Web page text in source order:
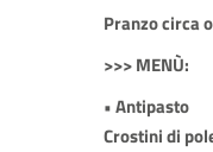
Pranzo circa
>>> MENÙ:
• Antipasto
Crostini di